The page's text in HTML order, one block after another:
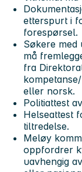
etterspurt i
forespørsel.
Søkere med
må
fra
eller norsk.
Politiattest
Helseattest
tiltredelse.
Meløy
oppfordrer
uavhengig